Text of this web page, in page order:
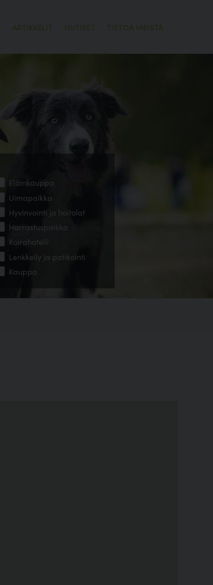
ARTIKKELIT UUTISET TIETOA MEISTÄ
Eläinkauppa
Uimapaikka
Hyvinvointi ja hoitolat
Harrastuspaikka
Koirahotelli
Lenkkeily ja patikointi
Kauppa